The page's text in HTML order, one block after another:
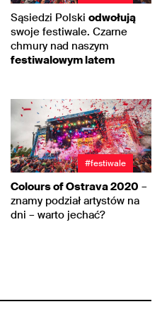
Sąsiedzi Polski odwołują
swoje festiwale. Czarne
chmury nad naszym
festiwalowym latem
#festiwale
Colours of Ostrava 2020 –
znamy podział artystów na
dni – warto jechać?